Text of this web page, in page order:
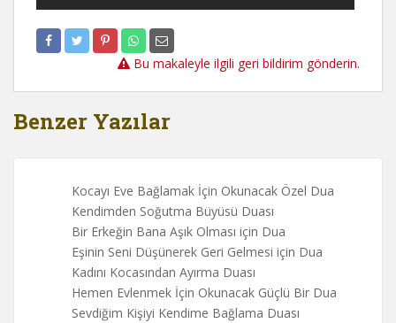
Bu makaleyle ilgili geri bildirim gönderin.
Benzer Yazılar
Kocayı Eve Bağlamak İçin Okunacak Özel Dua
Kendimden Soğutma Büyüsü Duası
Bir Erkeğin Bana Aşık Olması için Dua
Eşinin Seni Düşünerek Geri Gelmesi için Dua
Kadını Kocasından Ayırma Duası
Hemen Evlenmek İçin Okunacak Güçlü Bir Dua
Sevdiğim Kişiyi Kendime Bağlama Duası